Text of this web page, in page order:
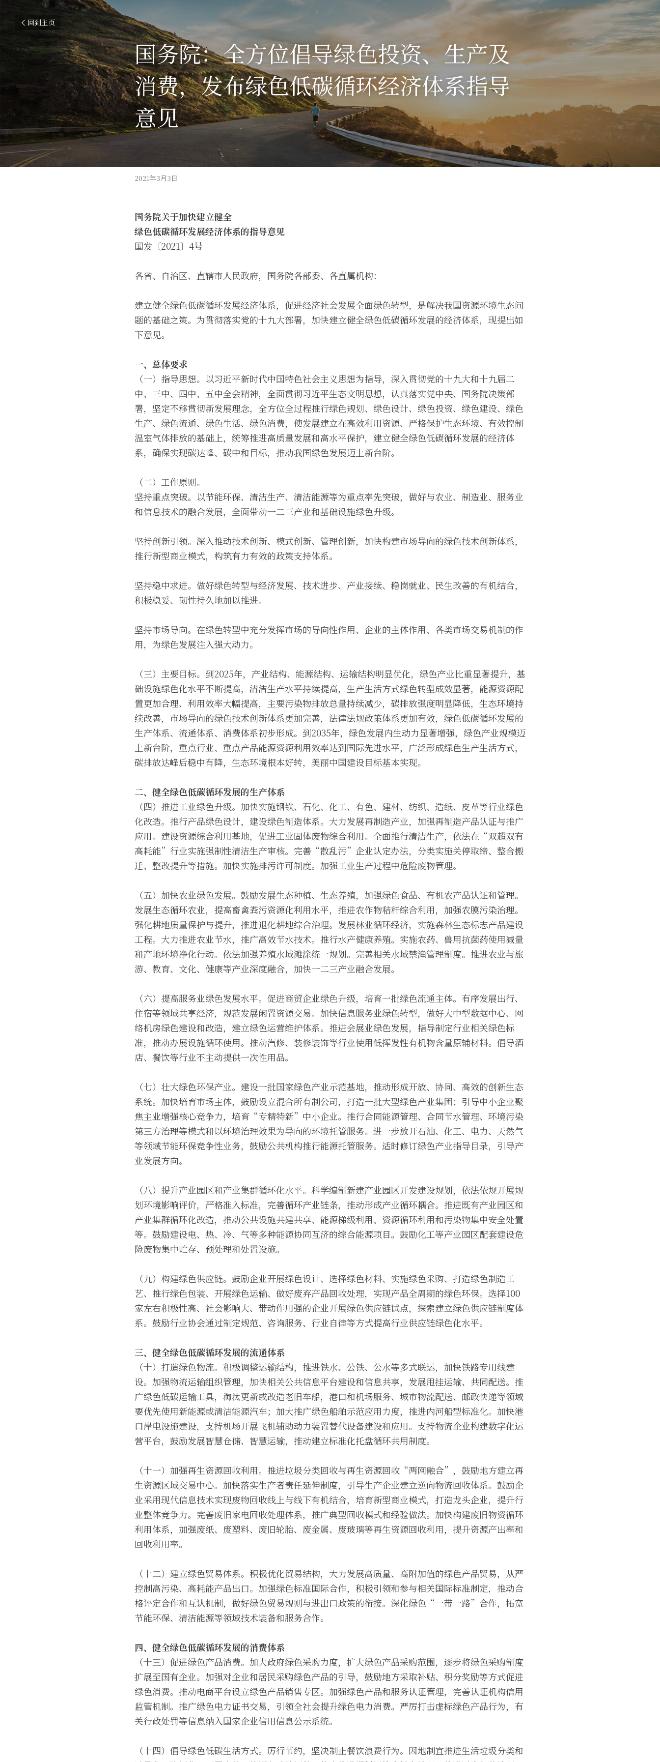
回到主页
国务院：全方位倡导绿色投资、生产及
消费，发布绿色低碳循环经济体系指导
意见
2021年3月3日
国务院关于加快建立健全
绿色低碳循环发展经济体系的指导意见
国发〔2021〕4号
各省、自治区、直辖市人民政府，国务院各部委、各直属机构：
建立健全绿色低碳循环发展经济体系，促进经济社会发展全面绿色转型，是解决我国资源环境生态问
题的基础之策。为贯彻落实党的十九大部署，加快建立健全绿色低碳循环发展的经济体系，现提出如
下意见。
一、总体要求
（一）指导思想。以习近平新时代中国特色社会主义思想为指导，深入贯彻党的十九大和十九届二
中、三中、四中、五中全会精神，全面贯彻习近平生态文明思想，认真落实党中央、国务院决策部
署，坚定不移贯彻新发展理念，全方位全过程推行绿色规划、绿色设计、绿色投资、绿色建设、绿色
生产、绿色流通、绿色生活、绿色消费，使发展建立在高效利用资源、严格保护生态环境、有效控制
温室气体排放的基础上，统筹推进高质量发展和高水平保护，建立健全绿色低碳循环发展的经济体
系，确保实现碳达峰、碳中和目标，推动我国绿色发展迈上新台阶。
（二）工作原则。
坚持重点突破。以节能环保、清洁生产、清洁能源等为重点率先突破，做好与农业、制造业、服务业
和信息技术的融合发展，全面带动一二三产业和基础设施绿色升级。
坚持创新引领。深入推动技术创新、模式创新、管理创新，加快构建市场导向的绿色技术创新体系，
推行新型商业模式，构筑有力有效的政策支持体系。
坚持稳中求进。做好绿色转型与经济发展、技术进步、产业接续、稳岗就业、民生改善的有机结合，
积极稳妥、韧性持久地加以推进。
坚持市场导向。在绿色转型中充分发挥市场的导向性作用、企业的主体作用、各类市场交易机制的作
用，为绿色发展注入强大动力。
（三）主要目标。到2025年，产业结构、能源结构、运输结构明显优化，绿色产业比重显著提升，基
础设施绿色化水平不断提高，清洁生产水平持续提高，生产生活方式绿色转型成效显著，能源资源配
置更加合理、利用效率大幅提高，主要污染物排放总量持续减少，碳排放强度明显降低，生态环境持
续改善，市场导向的绿色技术创新体系更加完善，法律法规政策体系更加有效，绿色低碳循环发展的
生产体系、流通体系、消费体系初步形成。到2035年，绿色发展内生动力显著增强，绿色产业规模迈
上新台阶，重点行业、重点产品能源资源利用效率达到国际先进水平，广泛形成绿色生产生活方式，
碳排放达峰后稳中有降，生态环境根本好转，美丽中国建设目标基本实现。
二、健全绿色低碳循环发展的生产体系
（四）推进工业绿色升级。加快实施钢铁、石化、化工、有色、建材、纺织、造纸、皮革等行业绿色
化改造。推行产品绿色设计，建设绿色制造体系。大力发展再制造产业，加强再制造产品认证与推广
应用。建设资源综合利用基地，促进工业固体废物综合利用。全面推行清洁生产，依法在“双超双有
高耗能”行业实施强制性清洁生产审核。完善“散乱污”企业认定办法，分类实施关停取缔、整合搬
迁、整改提升等措施。加快实施排污许可制度。加强工业生产过程中危险废物管理。
（五）加快农业绿色发展。鼓励发展生态种植、生态养殖，加强绿色食品、有机农产品认证和管理。
发展生态循环农业，提高畜禽粪污资源化利用水平，推进农作物秸秆综合利用，加强农膜污染治理。
强化耕地质量保护与提升，推进退化耕地综合治理。发展林业循环经济，实施森林生态标志产品建设
工程。大力推进农业节水，推广高效节水技术。推行水产健康养殖。实施农药、兽用抗菌药使用减量
和产地环境净化行动。依法加强养殖水域滩涂统一规划。完善相关水域禁渔管理制度。推进农业与旅
游、教育、文化、健康等产业深度融合，加快一二三产业融合发展。
（六）提高服务业绿色发展水平。促进商贸企业绿色升级，培育一批绿色流通主体。有序发展出行、
住宿等领域共享经济，规范发展闲置资源交易。加快信息服务业绿色转型，做好大中型数据中心、网
络机房绿色建设和改造，建立绿色运营维护体系。推进会展业绿色发展，指导制定行业相关绿色标
准，推动办展设施循环使用。推动汽修、装修装饰等行业使用低挥发性有机物含量原辅材料。倡导酒
店、餐饮等行业不主动提供一次性用品。
（七）壮大绿色环保产业。建设一批国家绿色产业示范基地，推动形成开放、协同、高效的创新生态
系统。加快培育市场主体，鼓励设立混合所有制公司，打造一批大型绿色产业集团；引导中小企业聚
焦主业增强核心竞争力，培育“专精特新”中小企业。推行合同能源管理、合同节水管理、环境污染
第三方治理等模式和以环境治理效果为导向的环境托管服务。进一步放开石油、化工、电力、天然气
等领域节能环保竞争性业务，鼓励公共机构推行能源托管服务。适时修订绿色产业指导目录，引导产
业发展方向。
（八）提升产业园区和产业集群循环化水平。科学编制新建产业园区开发建设规划，依法依规开展规
划环境影响评价，严格准入标准，完善循环产业链条，推动形成产业循环耦合。推进既有产业园区和
产业集群循环化改造，推动公共设施共建共享、能源梯级利用、资源循环利用和污染物集中安全处置
等。鼓励建设电、热、冷、气等多种能源协同互济的综合能源项目。鼓励化工等产业园区配套建设危
险废物集中贮存、预处理和处置设施。
（九）构建绿色供应链。鼓励企业开展绿色设计、选择绿色材料、实施绿色采购、打造绿色制造工
艺、推行绿色包装、开展绿色运输、做好废弃产品回收处理，实现产品全周期的绿色环保。选择100
家左右积极性高、社会影响大、带动作用强的企业开展绿色供应链试点，探索建立绿色供应链制度体
系。鼓励行业协会通过制定规范、咨询服务、行业自律等方式提高行业供应链绿色化水平。
三、健全绿色低碳循环发展的流通体系
（十）打造绿色物流。积极调整运输结构，推进铁水、公铁、公水等多式联运，加快铁路专用线建
设。加强物流运输组织管理，加快相关公共信息平台建设和信息共享，发展甩挂运输、共同配送。推
广绿色低碳运输工具，淘汰更新或改造老旧车船，港口和机场服务、城市物流配送、邮政快递等领域
要优先使用新能源或清洁能源汽车；加大推广绿色船舶示范应用力度，推进内河船型标准化。加快港
口岸电设施建设，支持机场开展飞机辅助动力装置替代设备建设和应用。支持物流企业构建数字化运
营平台，鼓励发展智慧仓储、智慧运输，推动建立标准化托盘循环共用制度。
（十一）加强再生资源回收利用。推进垃圾分类回收与再生资源回收“两网融合”，鼓励地方建立再
生资源区域交易中心。加快落实生产者责任延伸制度，引导生产企业建立逆向物流回收体系。鼓励企
业采用现代信息技术实现废物回收线上与线下有机结合，培育新型商业模式，打造龙头企业，提升行
业整体竞争力。完善废旧家电回收处理体系，推广典型回收模式和经验做法。加快构建废旧物资循环
利用体系，加强废纸、废塑料、废旧轮胎、废金属、废玻璃等再生资源回收利用，提升资源产出率和
回收利用率。
（十二）建立绿色贸易体系。积极优化贸易结构，大力发展高质量、高附加值的绿色产品贸易，从严
控制高污染、高耗能产品出口。加强绿色标准国际合作，积极引领和参与相关国际标准制定，推动合
格评定合作和互认机制，做好绿色贸易规则与进出口政策的衔接。深化绿色“一带一路”合作，拓宽
节能环保、清洁能源等领域技术装备和服务合作。
四、健全绿色低碳循环发展的消费体系
（十三）促进绿色产品消费。加大政府绿色采购力度，扩大绿色产品采购范围，逐步将绿色采购制度
扩展至国有企业。加强对企业和居民采购绿色产品的引导，鼓励地方采取补贴、积分奖励等方式促进
绿色消费。推动电商平台设立绿色产品销售专区。加强绿色产品和服务认证管理，完善认证机构信用
监管机制。推广绿色电力证书交易，引领全社会提升绿色电力消费。严厉打击虚标绿色产品行为，有
关行政处罚等信息纳入国家企业信用信息公示系统。
（十四）倡导绿色低碳生活方式。厉行节约，坚决制止餐饮浪费行为。因地制宜推进生活垃圾分类和